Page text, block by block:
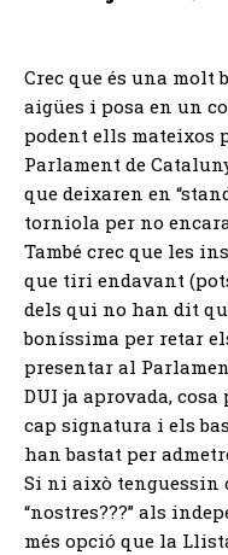
Crec que és una
aigües i posa en un
podent ells mateixos
Parlament de
que deixaren en
torniola per no
També crec que les
que tiri endavant
dels qui no han dit
boníssima per retar
presentar al
DUI ja aprovada,
cap signatura i els
han bastat per
Si ni això tenguessin
“nostres???” als
més opció que la